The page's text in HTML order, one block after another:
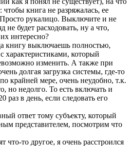
книга не разряжалась, ее
рукалицо. Выключите и не
не будет расходовать, ну а что,
интересно?
книгу выключаешь полностью,
характеристиками, который
изменить. А также при
долгая загрузка системы, где-то
крайней мере, очень неудобно, т.к.
но недолго. То есть включать и
раз в день, если следовать его
ответ тому субъекту, который
представителем, посмотрим что
что-то другое, я очень расстроился